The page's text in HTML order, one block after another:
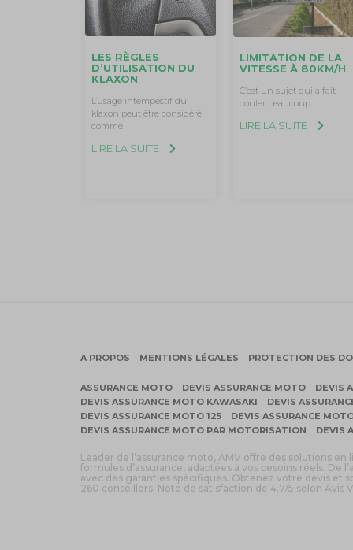
LES RÈGLES
D’UTILISATION DU
KLAXON
L’usage intempestif du
klaxon peut être considéré
comme
LIRE LA SUITE
LIMITATION DE LA
VITESSE À 80KM/H
C’est un sujet qui a fait
couler beaucoup
LIRE LA SUITE
A PROPOS MENTIONS LÉGALES PROTECTION DES
ASSURANCE MOTO DEVIS ASSURANCE MOTO DEVIS
DEVIS ASSURANCE MOTO KAWASAKI
DEVIS
DEVIS ASSURANCE MOTO 125
DEVIS ASSURANCE
DEVIS ASSURANCE MOTO PAR MOTORISATION
DEVIS
Leader de l’assurance moto, AMV offre des solutions
formules d’assurance, adaptées à vos besoins réels. De
avec des garanties spécifiques. Obtenez votre devis et
260 conseillers. Note de satisfaction de 4.7/5 selon Avis